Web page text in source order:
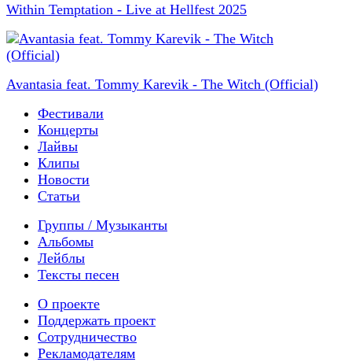
Within Temptation - Live at Hellfest 2025
Avantasia feat. Tommy Karevik - The Witch (Official)
Фестивали
Концерты
Лайвы
Клипы
Новости
Статьи
Группы / Музыканты
Альбомы
Лейблы
Тексты песен
О проекте
Поддержать проект
Сотрудничество
Рекламодателям